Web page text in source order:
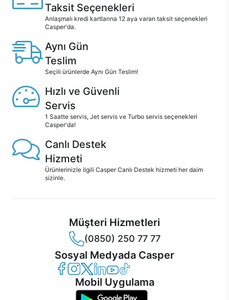
Taksit Seçenekleri
Anlaşmalı kredi kartlarına 12 aya varan taksit seçenekleri
Casper'da.
Aynı Gün
Teslim
Seçili ürünlerde Aynı Gün Teslim!
Hızlı ve Güvenli
Servis
1 Saatte servis, Jet servis ve Turbo servis seçenekleri
Casper'da!
Canlı Destek
Hizmeti
Ürünlerinizle ilgili Casper Canlı Destek hizmeti her daim
sizinle.
Müşteri Hizmetleri
(0850) 250 77 77
Sosyal Medyada Casper
Casper Facebook
Casper Instagram
Casper Twitter
Casper LinkedIn
Casper YouTube
Casper TikTok
Mobil Uygulama